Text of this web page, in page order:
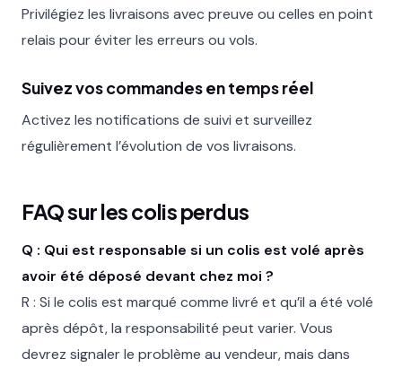
Privilégiez les livraisons avec preuve ou celles en point
relais pour éviter les erreurs ou vols.
Suivez vos commandes en temps réel
Activez les notifications de suivi et surveillez
régulièrement l’évolution de vos livraisons.
FAQ sur les colis perdus
Q : Qui est responsable si un colis est volé après
avoir été déposé devant chez moi ?
R : Si le colis est marqué comme livré et qu’il a été volé
après dépôt, la responsabilité peut varier. Vous
devrez signaler le problème au vendeur, mais dans